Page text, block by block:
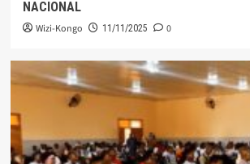
NACIONAL
Wizi-Kongo 11/11/2025 0